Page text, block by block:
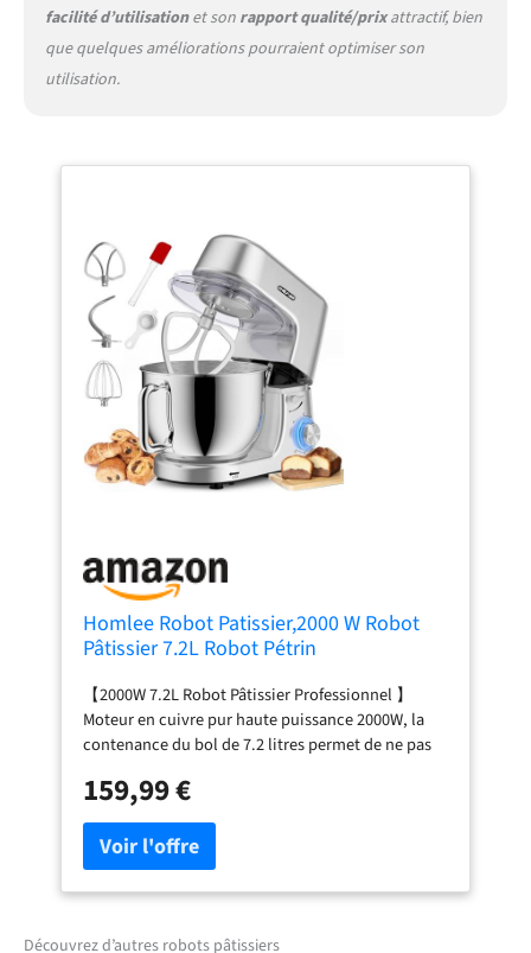
facilité d’utilisationet son rapport qualité/prixattractif, bien
que quelques améliorations pourraient optimiser son
utilisation.
Homlee Robot Patissier,2000 W Robot
Pâtissier 7.2L Robot Pétrin
Inoxydable,Fouet,Batteur,Crochet,Pare-
éclaboussures 6+P Vitesses
【2000W 7.2L Robot Pâtissier Professionnel 】
Moteur en cuivre pur haute puissance 2000W, la
contenance du bol de 7.2 litres permet de ne pas
puissant permet de tout faire, rotation et
révolution forment une trajectoire planétaire de
360º ,la formation du film est plus rapide,
l'agitation est plus uniforme et plus délicate. Vous
pouvez facilement cuire des
réaliser les préparations de pâtes les plus lourdes
159,99 €
Découvrez d’autres robots pâtissiers